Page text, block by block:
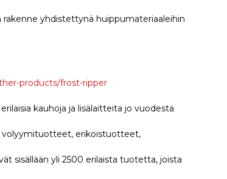
yhdistettynä huippumateriaaleihin
products/frost-ripper
kauhoja ja lisälaitteita jo vuodesta
volyymituotteet, erikoistuotteet,
sisällään yli 2500 erilaista tuotetta, joista